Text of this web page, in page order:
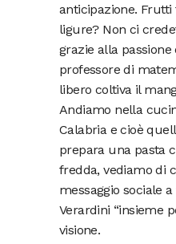
anticipazione.
ligure? Non ci
grazie alla passione
professore di
libero coltiva il
Andiamo nella
Calabria e cioè
prepara una pasta
fredda, vediamo di
messaggio sociale
Verardini “insieme
visione.